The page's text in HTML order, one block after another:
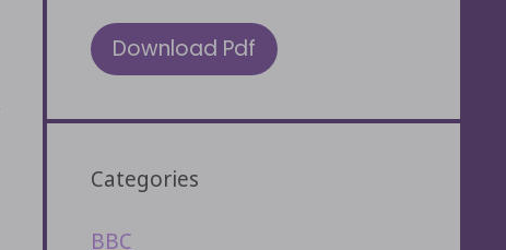
Download Pdf
Categories
BBC